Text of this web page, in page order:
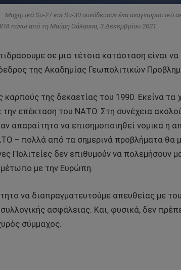
Su-27 και Su-30 συνόδευσαν ένα αναγνωριστικό
πάνω από τη Μαύρη Θάλασσα, 3 Δεκεμβρίου 2021.
σε μια τέτοια κατάσταση είναι
της Ακαδημίας Γεωπολιτικών
της δεκαετίας του 1990. Εκείνα τα
επέκταση του ΝΑΤΟ. Στη συνέχεια
απαραίτητο να επισημοποιηθεί νομικά η
– πολλά από τα σημερινά προβλήματα θα
Πολιτείες δεν επιθυμούν να πολεμήσουν
με την Ευρώπη.
να διαπραγματευτούμε απευθείας με
ασφάλειας. Και, φυσικά, δεν
σύμμαχος.